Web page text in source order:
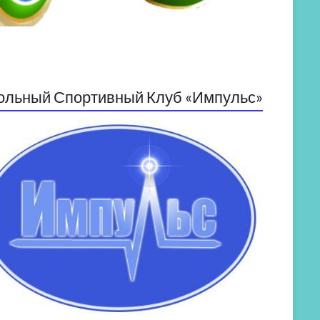
Спортивный Клуб «Импульс»